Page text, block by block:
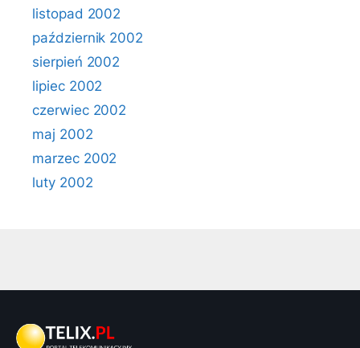
listopad 2002
październik 2002
sierpień 2002
lipiec 2002
czerwiec 2002
maj 2002
marzec 2002
luty 2002